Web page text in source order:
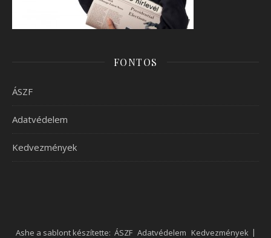
FONTOS
ÁSZF
Adatvédelem
Kedvezmények
ÁSZF Adatvédelem Kedvezmények
Ashe a sablont készítette: